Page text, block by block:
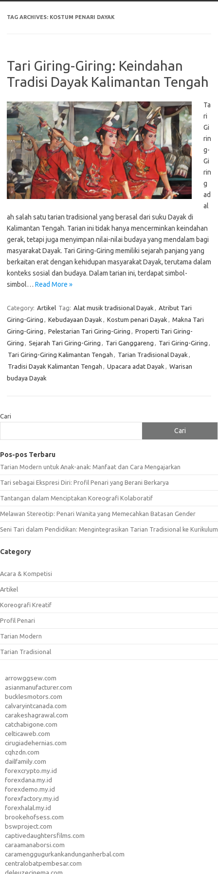
TAG ARCHIVES: KOSTUM PENARI DAYAK
Tari Giring-Giring: Keindahan
Tradisi Dayak Kalimantan Tengah
Ta
ri
Gi
rin
g-
Gi
rin
g
ad
al
ah salah satu tarian tradisional yang berasal dari suku Dayak di
Kalimantan Tengah. Tarian ini tidak hanya mencerminkan keindahan
gerak, tetapi juga menyimpan nilai-nilai budaya yang mendalam bagi
masyarakat Dayak. Tari Giring-Giring memiliki sejarah panjang yang
berkaitan erat dengan kehidupan masyarakat Dayak, terutama dalam
konteks sosial dan budaya. Dalam tarian ini, terdapat simbol-
simbol… Read More »
Category: Artikel Tag: Alat musik tradisional Dayak , Atribut Tari
Giring-Giring , Kebudayaan Dayak , Kostum penari Dayak , Makna Tari
Giring-Giring , Pelestarian Tari Giring-Giring , Properti Tari Giring-
Giring , Sejarah Tari Giring-Giring , Tari Ganggareng , Tari Giring-Giring ,
Tari Giring-Giring Kalimantan Tengah , Tarian Tradisional Dayak ,
Tradisi Dayak Kalimantan Tengah , Upacara adat Dayak , Warisan
budaya Dayak
Cari
Cari
Pos-pos Terbaru
Tarian Modern untuk Anak-anak: Manfaat dan Cara Mengajarkan
Tari sebagai Ekspresi Diri: Profil Penari yang Berani Berkarya
Tantangan dalam Menciptakan Koreografi Kolaboratif
Melawan Stereotip: Penari Wanita yang Memecahkan Batasan Gender
Seni Tari dalam Pendidikan: Mengintegrasikan Tarian Tradisional ke Kurikulum
Category
Acara & Kompetisi
Artikel
Koreografi Kreatif
Profil Penari
Tarian Modern
Tarian Tradisional
arrowggsew.com
asianmanufacturer.com
bucklesmotors.com
calvaryintcanada.com
carakeshagrawal.com
catchabigone.com
celticaweb.com
cirugiadehernias.com
cqhzdn.com
dailfamily.com
forexcrypto.my.id
forexdana.my.id
forexdemo.my.id
forexfactory.my.id
forexhalal.my.id
brookehofsess.com
bswproject.com
captivedaughtersfilms.com
caraamanaborsi.com
caramenggugurkankandunganherbal.com
centralobatpembesar.com